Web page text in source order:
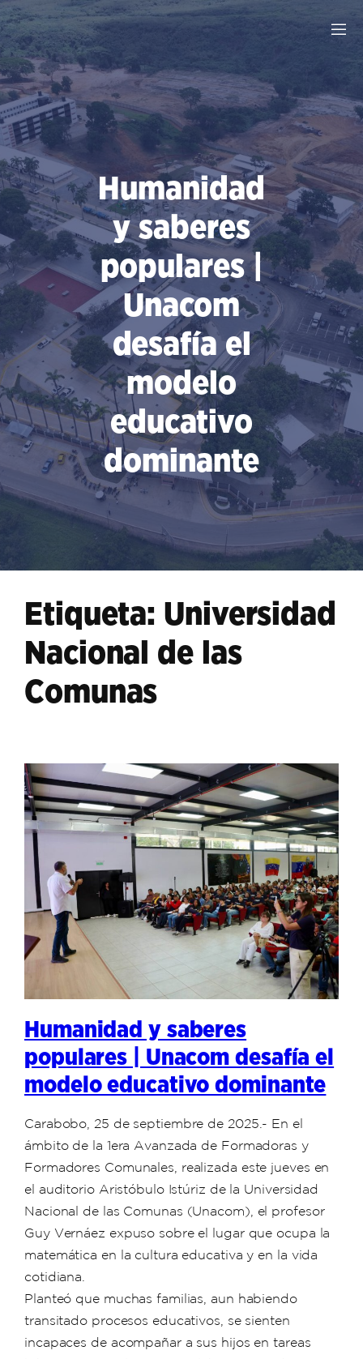
Saltar
al
contenido
Humanidad
y saberes
populares |
Unacom
desafía el
modelo
educativo
dominante
Etiqueta: Universidad
Nacional de las
Comunas
Humanidad y saberes
populares | Unacom desafía el
modelo educativo dominante
Carabobo, 25 de septiembre de 2025.- En el
ámbito de la 1era Avanzada de Formadoras y
Formadores Comunales, realizada este jueves en
el auditorio Aristóbulo Istúriz de la Universidad
Nacional de las Comunas (Unacom), el profesor
Guy Vernáez expuso sobre el lugar que ocupa la
matemática en la cultura educativa y en la vida
cotidiana.
Planteó que muchas familias, aun habiendo
transitado procesos educativos, se sienten
incapaces de acompañar a sus hijos en tareas